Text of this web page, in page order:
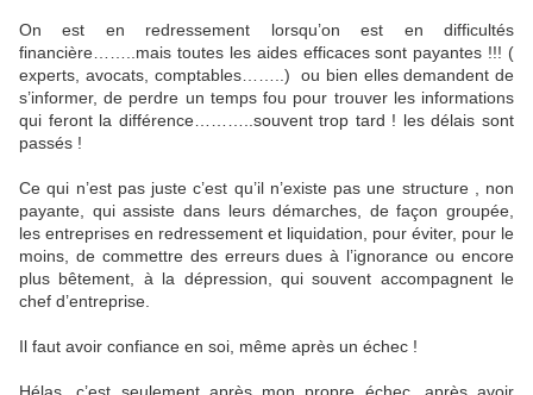
On est en redressement lorsqu’on est en difficultés
financière……..mais toutes les aides efficaces sont payantes !!! (
experts, avocats, comptables……..)
ou bien elles demandent de
s’informer, de perdre un temps fou pour trouver les informations
qui feront la différence………..souvent trop tard ! les délais sont
passés !
Ce qui n’est pas juste c’est qu’il n’existe pas une structure , non
payante, qui assiste dans leurs démarches, de façon groupée,
les entreprises en redressement et liquidation, pour éviter, pour le
moins, de commettre des erreurs dues à l’ignorance ou encore
plus bêtement, à la dépression, qui souvent accompagnent le
chef d’entreprise.
Il faut avoir confiance en soi, même après un échec !